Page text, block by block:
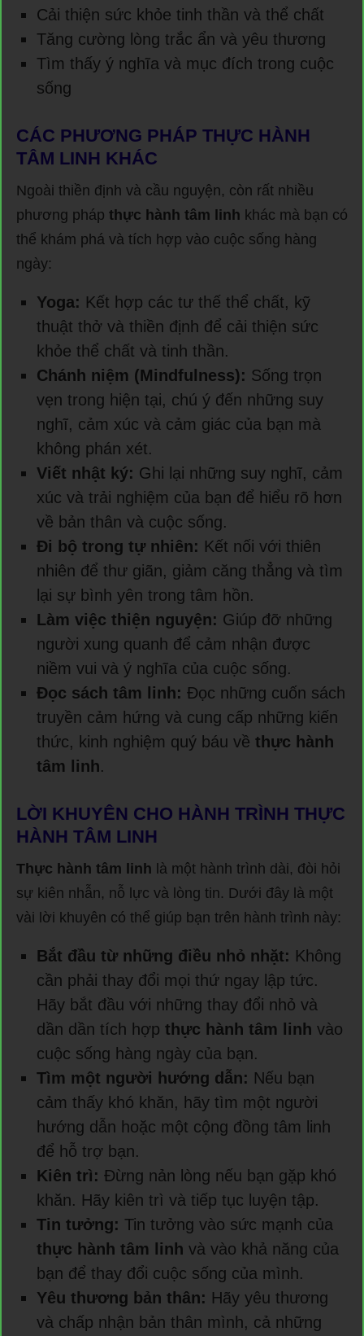
Cải thiện sức khỏe tinh thần và thể chất
Tăng cường lòng trắc ẩn và yêu thương
Tìm thấy ý nghĩa và mục đích trong cuộc
sống
CÁC PHƯƠNG PHÁP THỰC HÀNH
TÂM LINH KHÁC
Ngoài thiền định và cầu nguyện, còn rất nhiều
phương pháp thực hành tâm linh khác mà bạn có
thể khám phá và tích hợp vào cuộc sống hàng
ngày:
Yoga: Kết hợp các tư thế thể chất, kỹ
thuật thở và thiền định để cải thiện sức
khỏe thể chất và tinh thần.
Chánh niệm (Mindfulness): Sống trọn
vẹn trong hiện tại, chú ý đến những suy
nghĩ, cảm xúc và cảm giác của bạn mà
không phán xét.
Viết nhật ký: Ghi lại những suy nghĩ, cảm
xúc và trải nghiệm của bạn để hiểu rõ hơn
về bản thân và cuộc sống.
Đi bộ trong tự nhiên: Kết nối với thiên
nhiên để thư giãn, giảm căng thẳng và tìm
lại sự bình yên trong tâm hồn.
Làm việc thiện nguyện: Giúp đỡ những
người xung quanh để cảm nhận được
niềm vui và ý nghĩa của cuộc sống.
Đọc sách tâm linh: Đọc những cuốn sách
truyền cảm hứng và cung cấp những kiến
thức, kinh nghiệm quý báu về thực hành
tâm linh.
LỜI KHUYÊN CHO HÀNH TRÌNH THỰC
HÀNH TÂM LINH
Thực hành tâm linh là một hành trình dài, đòi hỏi
sự kiên nhẫn, nỗ lực và lòng tin. Dưới đây là một
vài lời khuyên có thể giúp bạn trên hành trình này:
Bắt đầu từ những điều nhỏ nhặt: Không
cần phải thay đổi mọi thứ ngay lập tức.
Hãy bắt đầu với những thay đổi nhỏ và
dần dần tích hợp thực hành tâm linh vào
cuộc sống hàng ngày của bạn.
Tìm một người hướng dẫn: Nếu bạn
cảm thấy khó khăn, hãy tìm một người
hướng dẫn hoặc một cộng đồng tâm linh
để hỗ trợ bạn.
Kiên trì: Đừng nản lòng nếu bạn gặp khó
khăn. Hãy kiên trì và tiếp tục luyện tập.
Tin tưởng: Tin tưởng vào sức mạnh của
thực hành tâm linh và vào khả năng của
bạn để thay đổi cuộc sống của mình.
Yêu thương bản thân: Hãy yêu thương
và chấp nhận bản thân mình, cả những